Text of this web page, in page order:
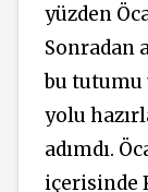
yüzden
Sonradan
bu tutumu
yolu
adımdı.
içerisinde